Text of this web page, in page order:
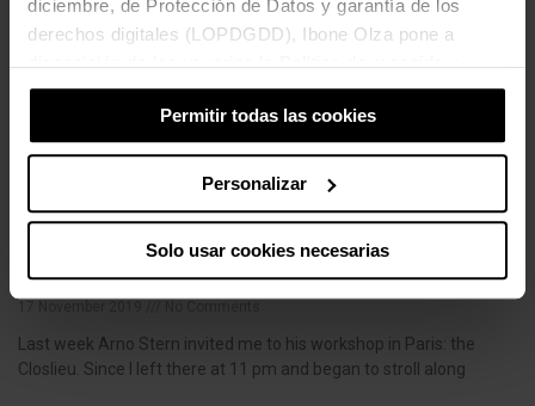
diciembre, de Protección de Datos y garantía de los
derechos digitales (LOPDGDD), Ibone Olza pone a
disposición de los usuarios la Política de recogida y
tratamiento de cookies del sitio Web.
Permitir todas las cookies
Personalizar
Solo usar cookies necesarias
Joyful As A Painting Child – An Evening With Arno
Stern
Last week Arno Stern invited me to his workshop in Paris: the
Closlieu. Since I left there at 11 pm and began to stroll along